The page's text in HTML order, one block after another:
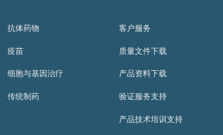
抗体药物
疫苗
细胞与基因治疗
传统制药
客户服务
质量文件下载
产品资料下载
验证服务支持
产品技术培训支持